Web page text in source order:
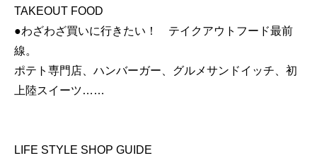
TAKEOUT FOOD
●わざわざ買いに行きたい！ テイクアウトフード最前
線。
ポテト専門店、ハンバーガー、グルメサンドイッチ、初
上陸スイーツ……
LIFE STYLE SHOP GUIDE